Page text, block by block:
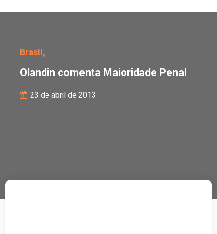
Brasil,
Olandin comenta Maioridade Penal
23 de abril de 2013